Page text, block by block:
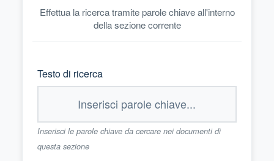
Effettua la ricerca tramite parole chiave all'interno
della sezione corrente
Testo di ricerca
Inserisci le parole chiave da cercare nei documenti di
questa sezione